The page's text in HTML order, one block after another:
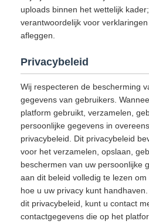
uploads binnen het wettelijk
verantwoordelijk voor
afleggen.
Privacybeleid
Wij respecteren de bescherming
gegevens van gebruikers.
platform gebruikt, verzamelen,
persoonlijke gegevens in
privacybeleid. Dit privacybeleid
voor het verzamelen, opslaan,
beschermen van uw persoonlijke
aan dit beleid volledig te lezen
hoe u uw privacy kunt
dit privacybeleid, kunt u contact
contactgegevens die op het